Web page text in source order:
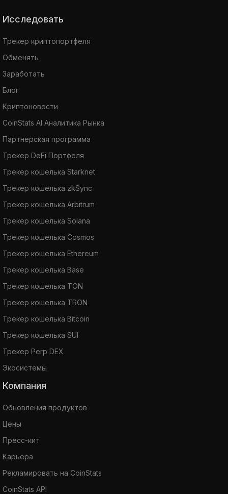
Исследовать
Трекер криптопортфеля
Обменять
Заработать
Блог
Криптоновости
CoinStats AI Аналитика Рынка
Партнерская программа
Трекер DeFi Портфеля
Трекер кошелька Starknet
Трекер кошелька zkSync
Трекер кошелька Arbitrum
Трекер кошелька Solana
Трекер кошелька Cosmos
Трекер кошелька Ethereum
Трекер кошелька Base
Трекер кошелька TON
Трекер кошелька TRON
Трекер кошелька Bitcoin
Трекер кошелька SUI
Трекер Perp DEX
Экосистемы
Компания
Обновления продуктов
Цены
Пресс-кит
Карьера
Рекламировать на CoinStats
CoinStats API